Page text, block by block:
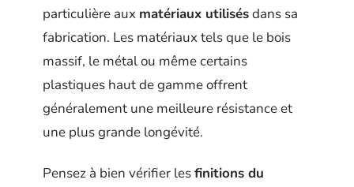
particulière aux matériaux utilisésdans sa
fabrication. Les matériaux tels que le bois
massif, le métal ou même certains
plastiques haut de gamme offrent
généralement une meilleure résistance et
une plus grande longévité.
Pensez à bien vérifier lesfinitions du